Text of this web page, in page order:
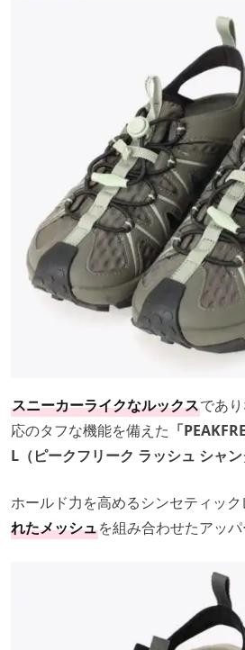
スニーカーライクなルックスであ
応のタフな機能を備えた 「
L（ピークフリーク ラッシュ シャン
ホールド力を高めるシンセティック
れたメッシュを組み合わせたアッパ